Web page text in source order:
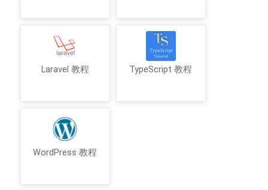
Laravel 教程 TypeScript 教程
WordPress 教程